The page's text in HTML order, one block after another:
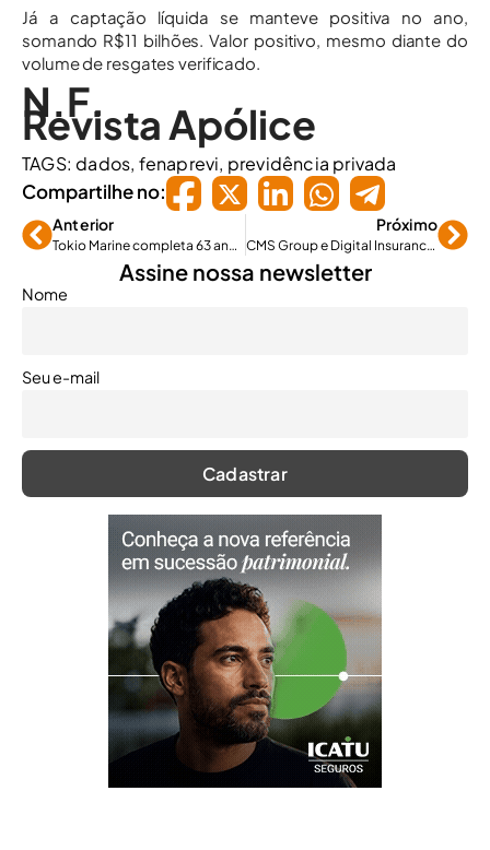
Já a captação líquida se manteve positiva no ano,
somando R$11 bilhões. Valor positivo, mesmo diante do
volume de resgates verificado.
N.F.
Revista Apólice
TAGS: dados, fenaprevi, previdência privada
Compartilhe no:
Anterior
Tokio Marine completa 63 anos no Brasil e comemora resultados
Próximo
CMS Group e Digital Insurance Latam realizam evento para o ecossistema da inovação em seguros
Assine nossa newsletter
Nome
Seu e-mail